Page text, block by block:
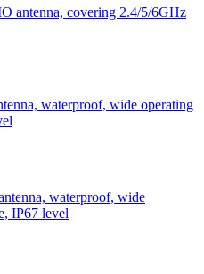
antenna, covering 2.4/5/6GHz
waterproof, wide operating
waterproof, wide
IP67 level